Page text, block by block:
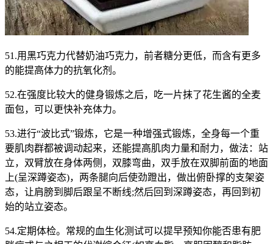
51.用黑巧克力代替奶油巧克力，前者糖分更低，而含有更多
的能提高体力的抗氧化剂。
52.在强度比较大的健身锻炼之后，吃一片抹了花生酱的全麦
面包，可以更快补充体力。
53.进行“波比式”锻炼，它是一种增强式锻炼，全身每一个重
要肌肉群都被调动起来，还能提高肌肉力量和耐力，做法：站
立，双臂放在身体两侧，双膝弯曲，双手放在双脚前面的地面
上(呈深蹲姿态)，两条腿向后使劲蹬出，做出俯卧撑的支架姿
态，让肩膀到脚后跟呈不断线;然后回到深蹲姿态，再回到初
始的站立姿态。
54.定期体检。常规的血生化测试可以提早预知你能否患有肥